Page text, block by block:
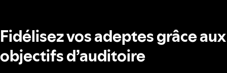
Fidélisez vos adeptes grâce aux
objectifs d’auditoire